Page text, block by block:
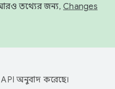
আরও তথ্যের জন্য, Changes
অনুবাদ করেছে।